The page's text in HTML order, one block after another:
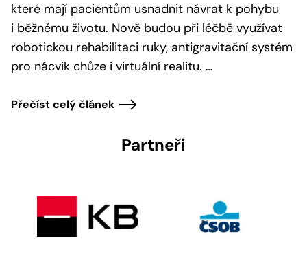
které mají pacientům usnadnit návrat k pohybu
i běžnému životu. Nově budou při léčbě využívat
robotickou rehabilitaci ruky, antigravitační systém
pro nácvik chůze i virtuální realitu. …
Přečíst celý článek
Partneři